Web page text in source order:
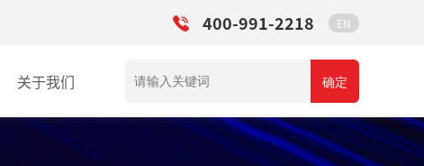
400-991-2218 EN
关于我们 确定